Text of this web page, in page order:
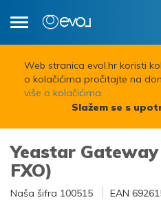
Toggle
Web stranica evol.hr koristi
o kolačićima pročitajte na
više o kolačićima.
Slažem se s
Yeastar
FXO)
Naša šifra 100515 EAN